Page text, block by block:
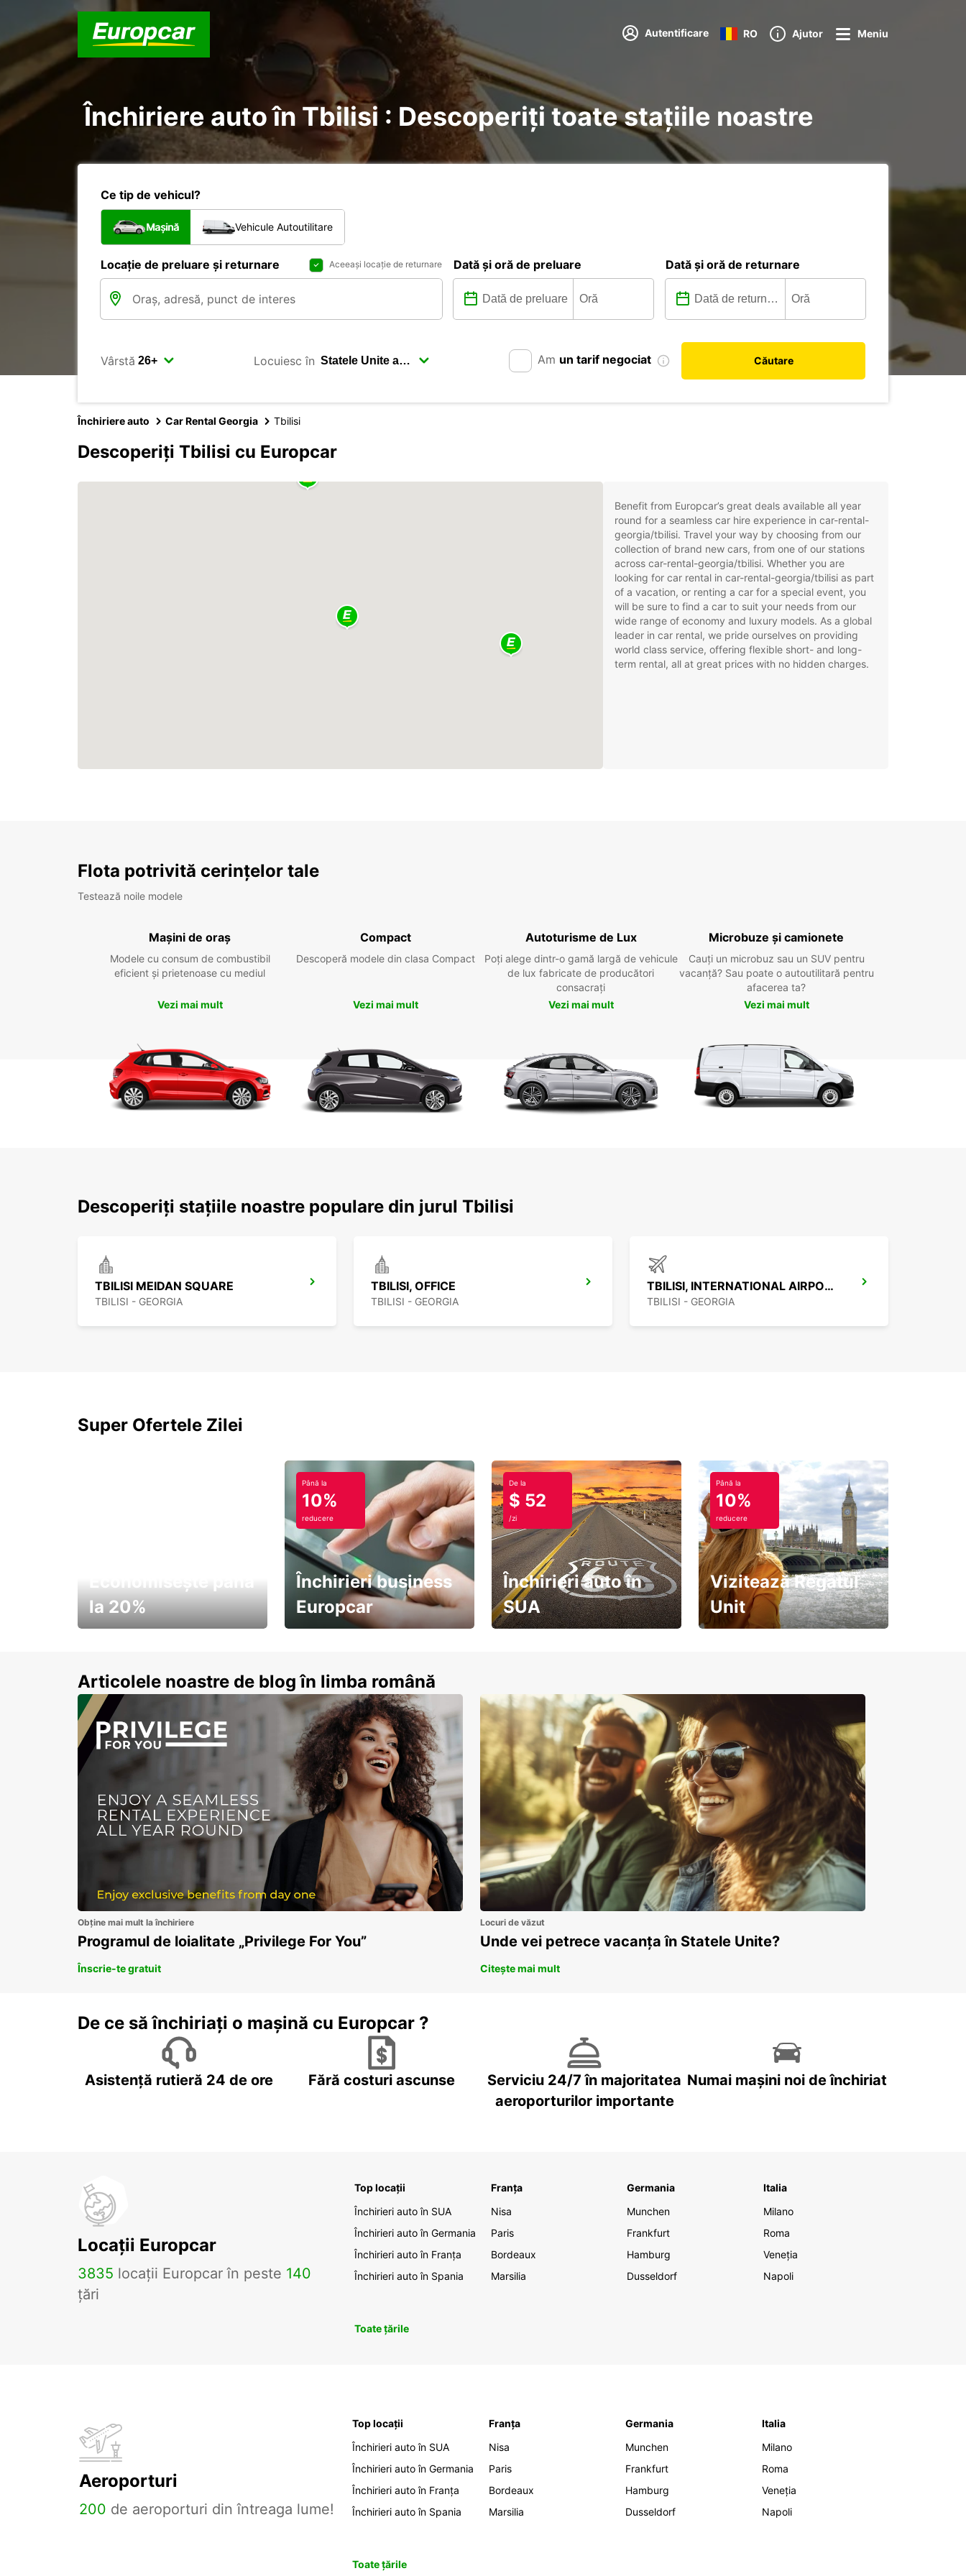
Autentificare RO Ajutor Meniu
Închiriere auto în Tbilisi : Descoperiți toate stațiile noastre
Ce tip de vehicul?
Mașină Vehicule Autoutilitare
Locație de preluare și returnare Aceeași locație de returnare Dată și oră de preluare Dată și oră de returnare
Vârstă Locuiesc în Am un tarif negociat Căutare
Închiriere auto Car Rental Georgia Tbilisi
Descoperiți Tbilisi cu Europcar
Benefit from Europcar’s great deals available all year
round for a seamless car hire experience in car-rental-
georgia/tbilisi. Travel your way by choosing from our
collection of brand new cars, from one of our stations
across car-rental-georgia/tbilisi. Whether you are
looking for car rental in car-rental-georgia/tbilisi as part
of a vacation, or renting a car for a special event, you
will be sure to find a car to suit your needs from our
wide range of economy and luxury models. As a global
leader in car rental, we pride ourselves on providing
world class service, offering flexible short- and long-
term rental, all at great prices with no hidden charges.
Flota potrivită cerințelor tale
Testează noile modele
Mașini de oraș
Modele cu consum de combustibil
eficient și prietenoase cu mediul
Vezi mai mult
Compact
Descoperă modele din clasa Compact
Vezi mai mult
Autoturisme de Lux
Poți alege dintr-o gamă largă de vehicule
de lux fabricate de producători
consacrați
Vezi mai mult
Microbuze și camionete
Cauți un microbuz sau un SUV pentru
vacanță? Sau poate o autoutilitară pentru
afacerea ta?
Vezi mai mult
Descoperiți stațiile noastre populare din jurul Tbilisi
TBILISI MEIDAN SQUARE
TBILISI - GEORGIA
TBILISI, OFFICE
TBILISI - GEORGIA
TBILISI, INTERNATIONAL AIRPORT TBS
TBILISI - GEORGIA
Super Ofertele Zilei
la 20%
Până la
10%
reducere
Închirieri business
Europcar
De la
$ 52
/zi
Închirieri auto în
SUA
Până la
10%
reducere
Vizitează Regatul
Unit
Articolele noastre de blog în limba română
Obține mai mult la închiriere
Programul de loialitate „Privilege For You”
Înscrie-te gratuit
Locuri de văzut
Unde vei petrece vacanța în Statele Unite?
Citește mai mult
De ce să închiriați o mașină cu Europcar ?
Asistență rutieră 24 de ore Fără costuri ascunse
Serviciu 24/7 în majoritatea
aeroporturilor importante
Numai mașini noi de închiriat
Locații Europcar
3835 locații Europcar în peste 140
țări
Top locații
Închirieri auto în SUA
Închirieri auto în Germania
Închirieri auto în Franța
Închirieri auto în Spania
Franța
Nisa
Paris
Bordeaux
Marsilia
Germania
Munchen
Frankfurt
Hamburg
Dusseldorf
Italia
Milano
Roma
Veneția
Napoli
Toate țările
Aeroporturi
200 de aeroporturi din întreaga lume!
Top locații
Închirieri auto în SUA
Închirieri auto în Germania
Închirieri auto în Franța
Închirieri auto în Spania
Franța
Nisa
Paris
Bordeaux
Marsilia
Germania
Munchen
Frankfurt
Hamburg
Dusseldorf
Italia
Milano
Roma
Veneția
Napoli
Toate țările